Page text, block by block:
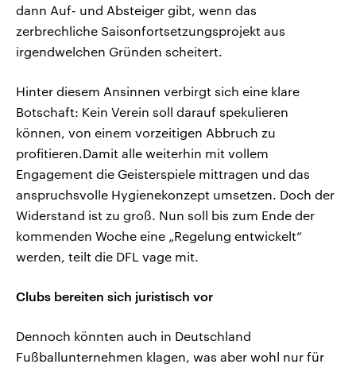
dann Auf- und Absteiger gibt, wenn das
zerbrechliche Saisonfortsetzungsprojekt aus
irgendwelchen Gründen scheitert.
Hinter diesem Ansinnen verbirgt sich eine klare
Botschaft: Kein Verein soll darauf spekulieren
können, von einem vorzeitigen Abbruch zu
profitieren.Damit alle weiterhin mit vollem
Engagement die Geisterspiele mittragen und das
anspruchsvolle Hygienekonzept umsetzen. Doch der
Widerstand ist zu groß. Nun soll bis zum Ende der
kommenden Woche eine „Regelung entwickelt“
werden, teilt die DFL vage mit.
Clubs bereiten sich juristisch vor
Dennoch könnten auch in Deutschland
Fußballunternehmen klagen, was aber wohl nur für